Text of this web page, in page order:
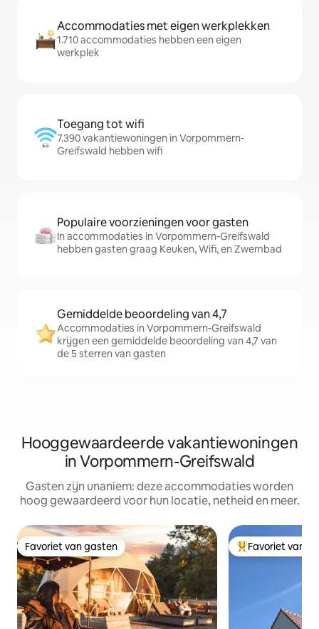
Accommodaties met eigen werkplekken
1.710 accommodaties hebben een eigen
werkplek
Toegang tot wifi
7.390 vakantiewoningen in Vorpommern-
Greifswald hebben wifi
Populaire voorzieningen voor gasten
In accommodaties in Vorpommern-Greifswald
hebben gasten graag Keuken, Wifi, en Zwembad
Gemiddelde beoordeling van 4,7
Accommodaties in Vorpommern-Greifswald
krijgen een gemiddelde beoordeling van 4,7 van
de 5 sterren van gasten
Hooggewaardeerde vakantiewoningen
in Vorpommern-Greifswald
Gasten zijn unaniem: deze accommodaties worden
hoog gewaardeerd voor hun locatie, netheid en meer.
Favoriet van gasten
Favoriet van gasten Topfavoriet van
Favoriet van